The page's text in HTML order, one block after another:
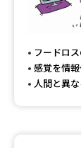
フードロ
感覚を情
人間と異